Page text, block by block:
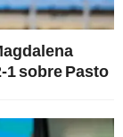
1 sobre Pasto